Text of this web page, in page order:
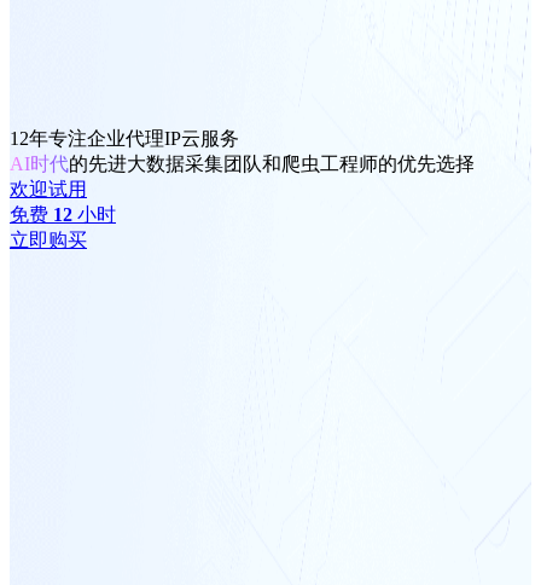
12年专注企业代理IP云服务
AI时代的先进大数据采集团队和爬虫工程师的优先选择
欢迎试用
免费 12 小时
立即购买